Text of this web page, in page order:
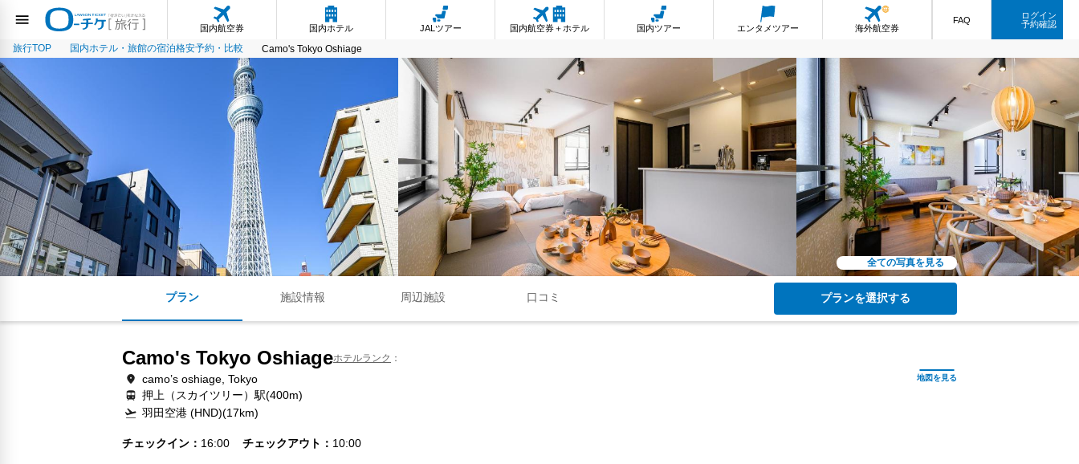
国内航空券 国内ホテル JALツアー 国内航空券＋ホテル 国内ツアー エンタメツアー 海外航空券
FAQ
ログイン
予約確認
旅行TOP 国内ホテル・旅館の宿泊格安予約・比較 Camo's Tokyo Oshiage
全ての写真を見る
プラン 施設情報 周辺施設 口コミ プランを選択する
Camo's Tokyo Oshiageホテルランク
camo’s oshiage, Tokyo
押上（スカイツリー）駅(400m)
羽田空港 (HND)(17km)
チェックイン 16:00 チェックアウト 10:00